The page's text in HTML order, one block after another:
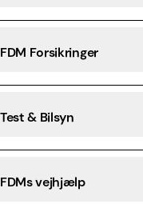
FDM Forsikringer
Test & Bilsyn
FDMs vejhjælp